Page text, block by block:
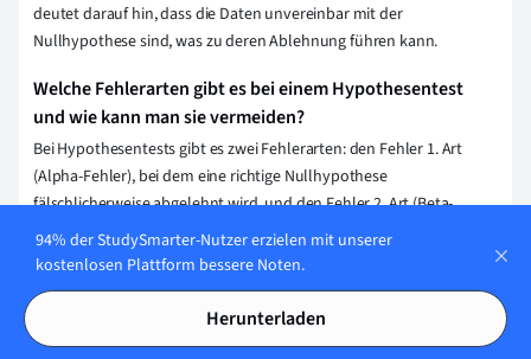
deutet darauf hin, dass die Daten unvereinbar mit der
Nullhypothese sind, was zu deren Ablehnung führen kann.
Welche Fehlerarten gibt es bei einem Hypothesentest
und wie kann man sie vermeiden?
Bei Hypothesentests gibt es zwei Fehlerarten: den Fehler 1. Art
(Alpha-Fehler), bei dem eine richtige Nullhypothese
fälschlicherweise abgelehnt wird, und den Fehler 2. Art (Beta-
Fehler), bei dem eine falsche Nullhypothese nicht abgelehnt wird.
Vermeiden lassen sie sich durch die Wahl eines angemessenen
Signifikanzniveaus, die Erhöhung des Stichprobenumfangs und
eine präzise Versuchsplanung.
94% der StudySmarter-Nutzer erzielen mit unserer
kostenlosen Plattform bessere Noten.
Herunterladen